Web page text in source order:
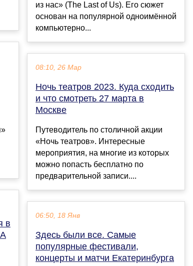
в
из нас» (The Last of Us). Его сюжет
основан на популярной одноимённой
компьютерно...
08:10, 26 Мар
Ночь театров 2023. Куда сходить
и что смотреть 27 марта в
Москве
Путеводитель по столичной акции
«Ночь театров». Интересные
мероприятия, на многие из которых
можно попасть бесплатно по
предварительной записи....
06:50, 18 Янв
Здесь были все. Самые
популярные фестивали,
концерты и матчи Екатеринбурга